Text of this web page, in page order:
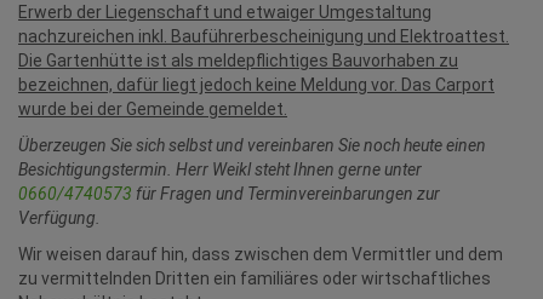
Erwerb der Liegenschaft und etwaiger Umgestaltung
nachzureichen inkl. Bauführerbescheinigung und Elektroattest.
Die Gartenhütte ist als meldepflichtiges Bauvorhaben zu
bezeichnen, dafür liegt jedoch keine Meldung vor. Das Carport
wurde bei der Gemeinde gemeldet.
Überzeugen Sie sich selbst und vereinbaren Sie noch heute einen
Besichtigungstermin. Herr Weikl steht Ihnen gerne unter
0660/4740573 für Fragen und Terminvereinbarungen zur
Verfügung.
Wir weisen darauf hin, dass zwischen dem Vermittler und dem
zu vermittelnden Dritten ein familiäres oder wirtschaftliches